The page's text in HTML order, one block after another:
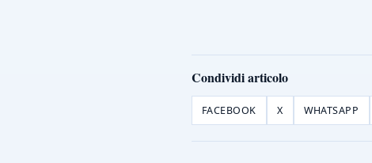
Condividi articolo
FACEBOOK X WHATSAPP